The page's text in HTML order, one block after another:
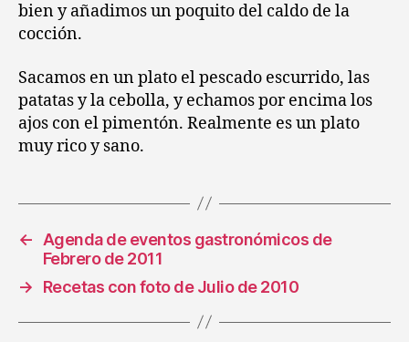
bien y añadimos un poquito del caldo de la
cocción.
Sacamos en un plato el pescado escurrido, las
patatas y la cebolla, y echamos por encima los
ajos con el pimentón. Realmente es un plato
muy rico y sano.
←
Agenda de eventos gastronómicos de
Febrero de 2011
→
Recetas con foto de Julio de 2010